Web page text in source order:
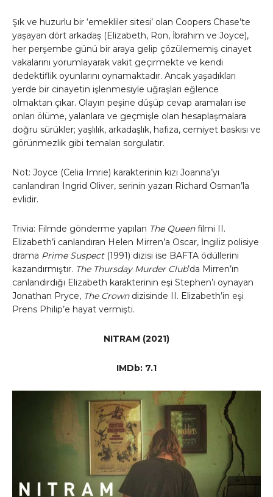
Şık ve huzurlu bir ‘emekliler sitesi’ olan Coopers Chase’te
yaşayan dört arkadaş (Elizabeth, Ron, İbrahim ve Joyce),
her perşembe günü bir araya gelip çözülememiş cinayet
vakalarını yorumlayarak vakit geçirmekte ve kendi
dedektiflik oyunlarını oynamaktadır. Ancak yaşadıkları
yerde bir cinayetin işlenmesiyle uğraşları eğlence
olmaktan çıkar. Olayın peşine düşüp cevap aramaları ise
onları ölüme, yalanlara ve geçmişle olan hesaplaşmalara
doğru sürükler; yaşlılık, arkadaşlık, hafıza, cemiyet baskısı ve
görünmezlik gibi temaları sorgulatır.
Not: Joyce (Celia Imrie) karakterinin kızı Joanna’yı
canlandıran Ingrid Oliver, serinin yazarı Richard Osman’la
evlidir.
Trivia: Filmde gönderme yapılan The Queenfilmi II.
Elizabeth’i canlandıran Helen Mirren’a Oscar, İngiliz polisiye
drama Prime Suspect(1991) dizisi ise BAFTA ödüllerini
kazandırmıştır. The Thursday Murder Club’da Mirren’ın
canlandırdığı Elizabeth karakterinin eşi Stephen’ı oynayan
Jonathan Pryce, The Crowndizisinde II. Elizabeth’in eşi
Prens Philip’e hayat vermişti.
NITRAM (2021)
IMDb: 7.1